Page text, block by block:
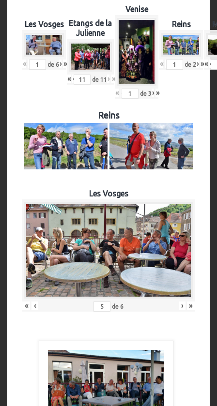
Les Vosges
« ‹ de 6› »
Etangs de la
Julienne
« ‹ de 11 › »
Venise
« ‹ de 3› »
Reins
« ‹ de 2› »« ‹
Reins
Les Vosges
« ‹ de 6 › »